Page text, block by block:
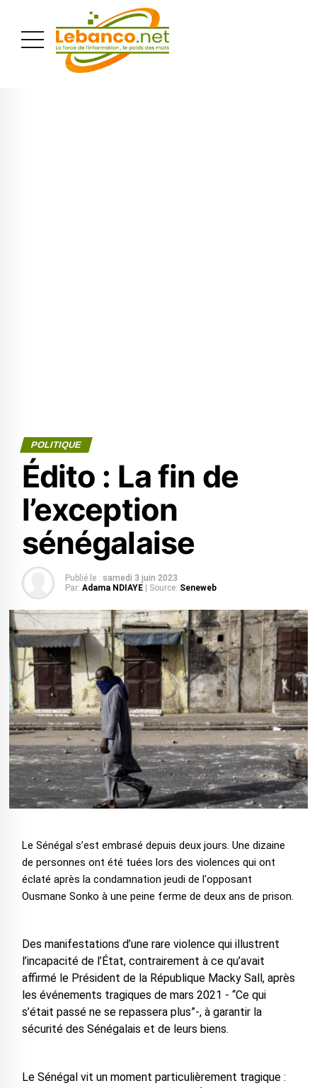
POLITIQUE
Édito : La fin de
l’exception
sénégalaise
Publié le : samedi 3 juin 2023
Par: Adama NDIAYE | Source: Seneweb
Le Sénégal s’est embrasé depuis deux jours. Une dizaine
de personnes ont été tuées lors des violences qui ont
éclaté après la condamnation jeudi de l'opposant
Ousmane Sonko à une peine ferme de deux ans de prison.
Des manifestations d’une rare violence qui illustrent
l’incapacité de l’État, contrairement à ce qu’avait
affirmé le Président de la République Macky Sall, après
les événements tragiques de mars 2021 - “Ce qui
s’était passé ne se repassera plus”-, à garantir la
sécurité des Sénégalais et de leurs biens.
Le Sénégal vit un moment particulièrement tragique :